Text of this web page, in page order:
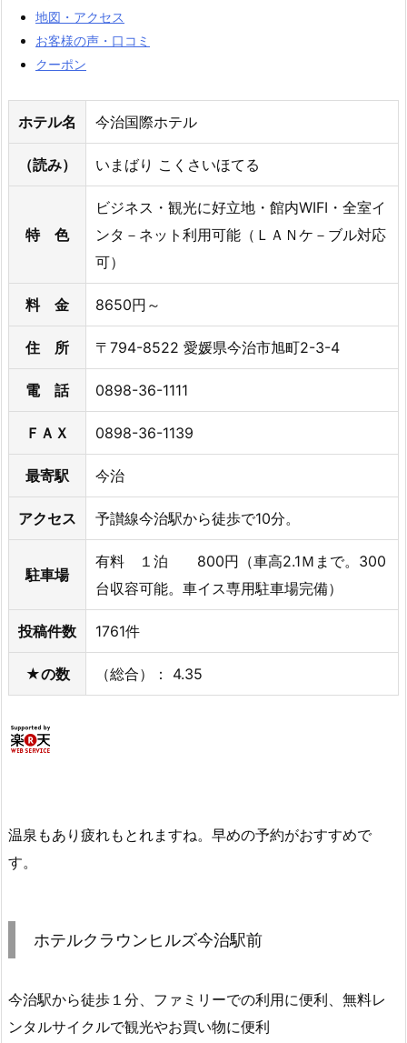
地図・アクセス
お客様の声・口コミ
クーポン
ホテル名 今治国際ホテル
（読み） いまばり こくさいほてる
特 色
ビジネス・観光に好立地・館内WIFI・全室イ
ンタ－ネット利用可能（ＬＡＮケ－ブル対応
可）
料 金 8650円～
住 所 〒794-8522 愛媛県今治市旭町2-3-4
電 話 0898-36-1111
ＦＡＸ 0898-36-1139
最寄駅 今治
アクセス 予讃線今治駅から徒歩で10分。
駐車場
有料 １泊 800円（車高2.1Ｍまで。300
台収容可能。車イス専用駐車場完備）
投稿件数 1761件
★の数 （総合）： 4.35
温泉もあり疲れもとれますね。早めの予約がおすすめで
す。
ホテルクラウンヒルズ今治駅前
今治駅から徒歩１分、ファミリーでの利用に便利、無料レ
ンタルサイクルで観光やお買い物に便利